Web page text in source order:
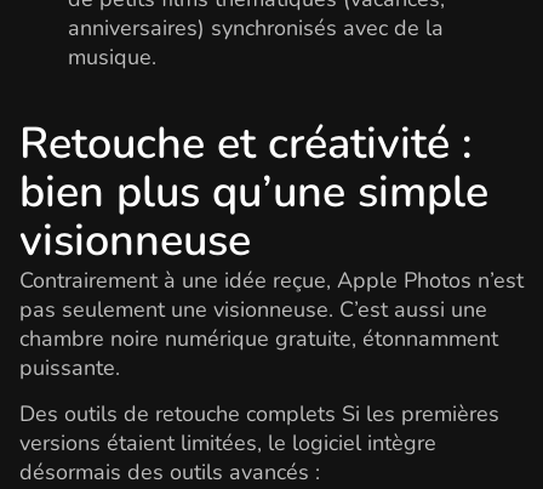
anniversaires) synchronisés avec de la
musique.
Retouche et créativité :
bien plus qu’une simple
visionneuse
Contrairement à une idée reçue, Apple Photos n’est
pas seulement une visionneuse. C’est aussi une
chambre noire numérique gratuite, étonnamment
puissante.
Des outils de retouche complets Si les premières
versions étaient limitées, le logiciel intègre
désormais des outils avancés :